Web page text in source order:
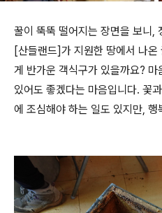
꿀이 뚝뚝 떨어지는 장면을 보니,
[산들랜드]가 지원한 땅에서 나
게 반가운 객식구가 있을까요? 마
있어도 좋겠다는 마음입니다. 꽃
에 조심해야 하는 일도 있지만, 행